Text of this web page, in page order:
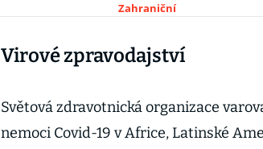
Zahraniční
Virové zpravodajství
Světová zdravotnická organizace
nemoci Covid-19 v Africe, Latinské